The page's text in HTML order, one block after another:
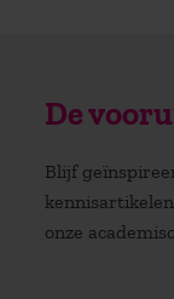
De
Blijf
onze